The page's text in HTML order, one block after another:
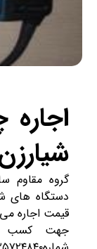
گروه مقاوم
دستگاه های
قیمت اجاره
جهت کسب